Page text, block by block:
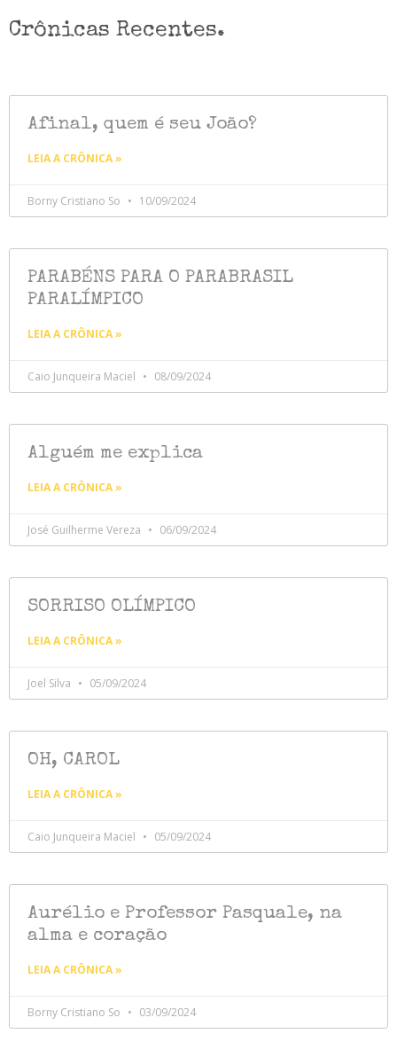
Crônicas Recentes.
Afinal, quem é seu João?
LEIA A CRÔNICA »
Borny Cristiano So 10/09/2024
PARABÉNS PARA O PARABRASIL
PARALÍMPICO
LEIA A CRÔNICA »
Caio Junqueira Maciel 08/09/2024
Alguém me explica
LEIA A CRÔNICA »
José Guilherme Vereza 06/09/2024
SORRISO OLÍMPICO
LEIA A CRÔNICA »
Joel Silva 05/09/2024
OH, CAROL
LEIA A CRÔNICA »
Caio Junqueira Maciel 05/09/2024
Aurélio e Professor Pasquale, na
alma e coração
LEIA A CRÔNICA »
Borny Cristiano So 03/09/2024